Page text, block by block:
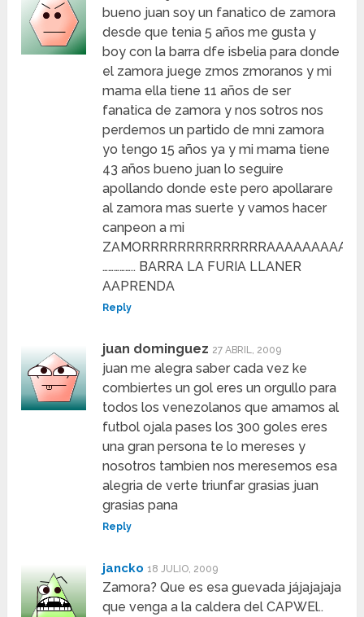
bueno juan soy un fanatico de zamora
desde que tenia 5 años me gusta y
boy con la barra dfe isbelia para donde
el zamora juege zmos zmoranos y mi
mama ella tiene 11 años de ser
fanatica de zamora y nos sotros nos
perdemos un partido de mni zamora
yo tengo 15 años ya y mi mama tiene
43 años bueno juan lo seguire
apollando donde este pero apollarare
al zamora mas suerte y vamos hacer
canpeon a mi
…………….. BARRA LA FURIA LLANER
AAPRENDA
Reply
juan dominguez 27 ABRIL, 2009
juan me alegra saber cada vez ke
combiertes un gol eres un orgullo para
todos los venezolanos que amamos al
futbol ojala pases los 300 goles eres
una gran persona te lo mereses y
nosotros tambien nos meresemos esa
alegria de verte triunfar grasias juan
grasias pana
Reply
jancko 18 JULIO, 2009
Zamora? Que es esa guevada jájajajaja
que venga a la caldera del CAPWEl..